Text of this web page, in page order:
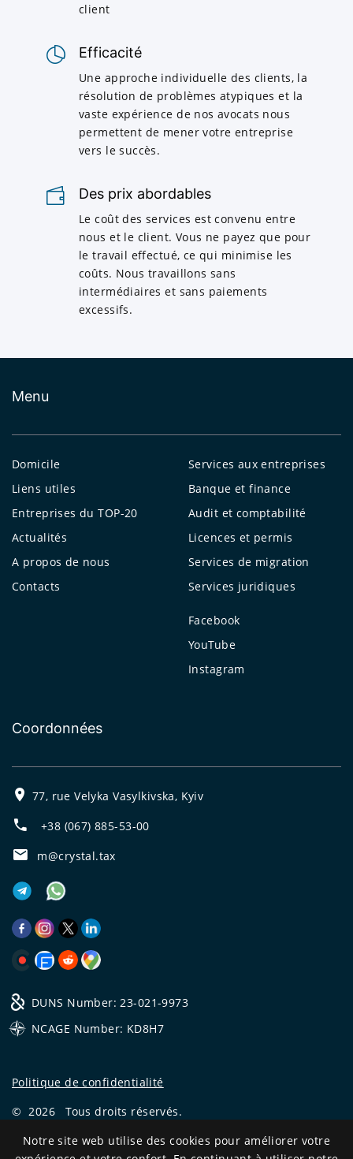
client
Efficacité
Une approche individuelle des clients, la
résolution de problèmes atypiques et la
vaste expérience de nos avocats nous
permettent de mener votre entreprise
vers le succès.
Des prix abordables
Le coût des services est convenu entre
nous et le client. Vous ne payez que pour
le travail effectué, ce qui minimise les
coûts. Nous travaillons sans
intermédiaires et sans paiements
excessifs.
Menu
Domicile
Liens utiles
Entreprises du TOP-20
Actualités
A propos de nous
Contacts
Services aux entreprises
Banque et finance
Audit et comptabilité
Licences et permis
Services de migration
Services juridiques
Facebook
YouTube
Instagram
Coordonnées
77, rue Velyka Vasylkivska, Kyiv
+38 (067) 885-53-00
m@crystal.tax
DUNS Number: 23-021-9973
NCAGE Number: KD8H7
Politique de confidentialité
© 2026
Tous droits réservés.
CRYSTAL.TAX —EXPERT OFFSHORE №❶
Notre site web utilise des cookies pour améliorer votre